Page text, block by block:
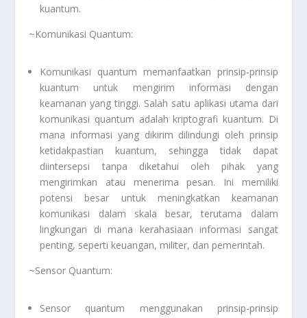
kuantum.
~Komunikasi Quantum:
Komunikasi quantum memanfaatkan prinsip-prinsip
kuantum untuk mengirim informasi dengan
keamanan yang tinggi. Salah satu aplikasi utama dari
komunikasi quantum adalah kriptografi kuantum. Di
mana informasi yang dikirim dilindungi oleh prinsip
ketidakpastian kuantum, sehingga tidak dapat
diintersepsi tanpa diketahui oleh pihak yang
mengirimkan atau menerima pesan. Ini memiliki
potensi besar untuk meningkatkan keamanan
komunikasi dalam skala besar, terutama dalam
lingkungan di mana kerahasiaan informasi sangat
penting, seperti keuangan, militer, dan pemerintah.
~Sensor Quantum:
Sensor quantum menggunakan prinsip-prinsip